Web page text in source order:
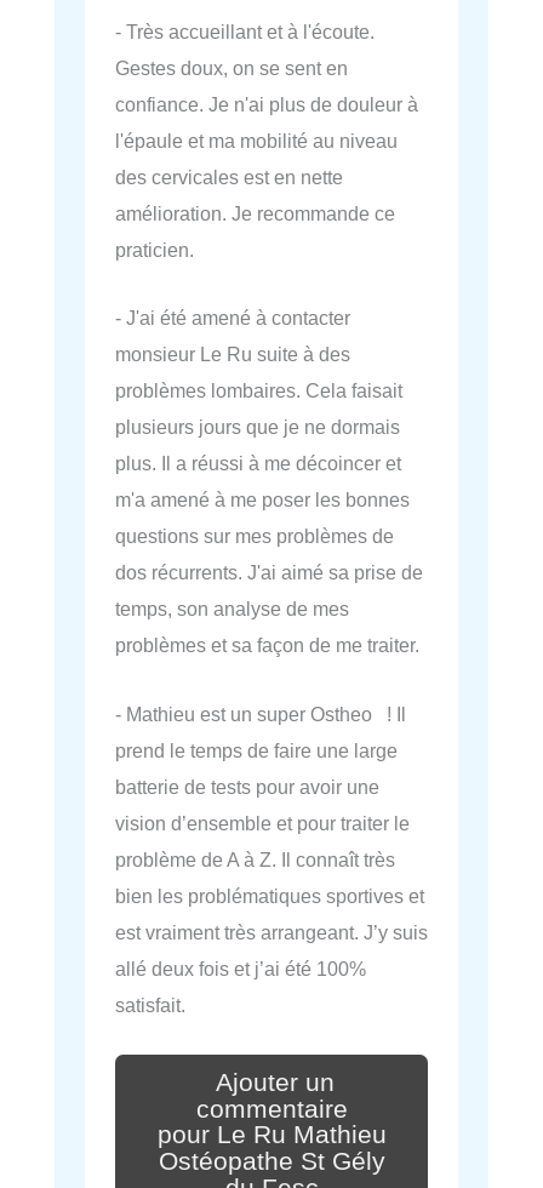
- Très accueillant et à l'écoute.
Gestes doux, on se sent en
confiance. Je n'ai plus de douleur à
l'épaule et ma mobilité au niveau
des cervicales est en nette
amélioration. Je recommande ce
praticien.
- J'ai été amené à contacter
monsieur Le Ru suite à des
problèmes lombaires. Cela faisait
plusieurs jours que je ne dormais
plus. Il a réussi à me décoincer et
m'a amené à me poser les bonnes
questions sur mes problèmes de
dos récurrents. J'ai aimé sa prise de
temps, son analyse de mes
problèmes et sa façon de me traiter.
- Mathieu est un super Ostheo ! Il
prend le temps de faire une large
batterie de tests pour avoir une
vision d’ensemble et pour traiter le
problème de A à Z. Il connaît très
bien les problématiques sportives et
est vraiment très arrangeant. J’y suis
allé deux fois et j’ai été 100%
satisfait.
Ajouter un
commentaire
pour Le Ru Mathieu
Ostéopathe St Gély